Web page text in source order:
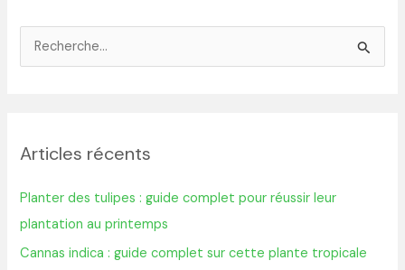
e
c
h
e
Articles récents
Planter des tulipes : guide complet pour réussir leur
plantation au printemps
Cannas indica : guide complet sur cette plante tropicale